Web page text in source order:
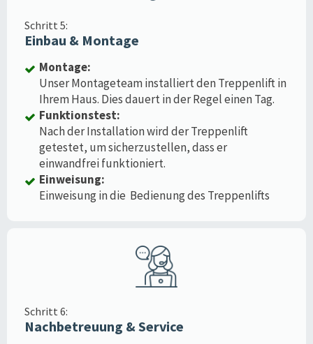
Schritt 5:
Einbau & Montage
Montage:
Unser Montageteam installiert den Treppenlift in
Ihrem Haus. Dies dauert in der Regel einen Tag.
Funktionstest:
Nach der Installation wird der Treppenlift
getestet, um sicherzustellen, dass er
einwandfrei funktioniert.
Einweisung:
Einweisung in die Bedienung des Treppenlifts
Schritt 6:
Nachbetreuung & Service